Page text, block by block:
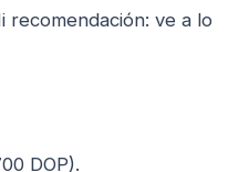
recomendación: ve a lo
DOP).